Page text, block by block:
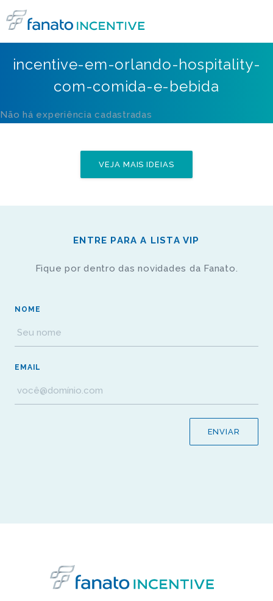
incentive-em-orlando-hospitality-
com-comida-e-bebida
Não há experiência cadastradas
VEJA MAIS IDEIAS
ENTRE PARA A LISTA VIP
Fique por dentro das novidades da Fanato.
NOME
EMAIL